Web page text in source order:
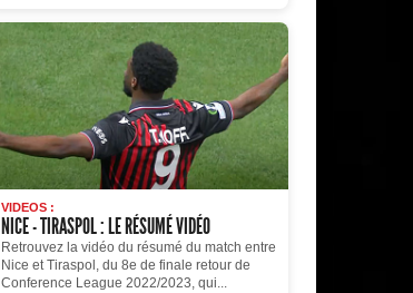
VIDEOS :
NICE - TIRASPOL : LE RÉSUMÉ VIDÉO
Retrouvez la vidéo du résumé du match entre
Nice et Tiraspol, du 8e de finale retour de
Conference League 2022/2023, qui...